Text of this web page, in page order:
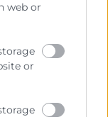
web or
or